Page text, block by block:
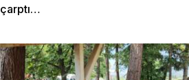
çarptı…